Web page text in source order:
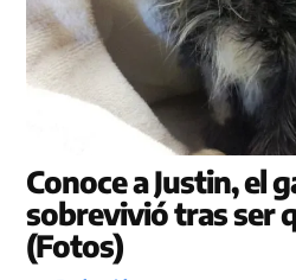
Conoce a Justin, el
sobrevivió tras ser
(Fotos)